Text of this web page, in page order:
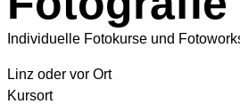
Individuelle Fotokurse und
Linz oder vor Ort
Kursort